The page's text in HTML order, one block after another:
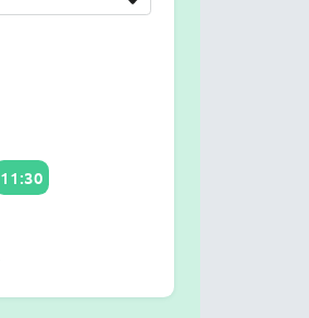
11:30